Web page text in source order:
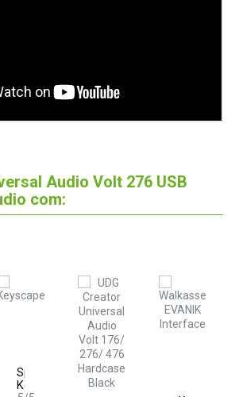
Audio Volt 276 USB
com:
Spectrasonics
Keyscape